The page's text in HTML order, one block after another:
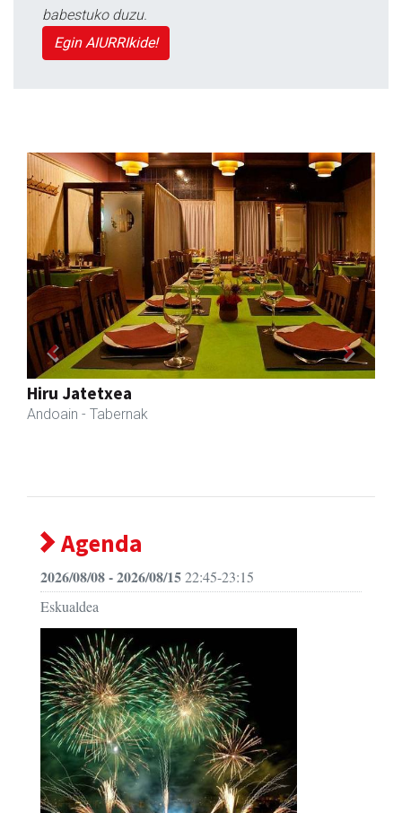
babestuko duzu.
Egin AIURRIkide!
Ados muntaiak
Asteasu - Muntaiak
Previous Next
Agenda
2026/08/08 - 2026/08/1522:45-23:15
Eskualdea